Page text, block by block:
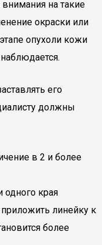
на такие
окраски или
опухоли кожи
его
должны
в 2 и более
одного края
линейку к
более